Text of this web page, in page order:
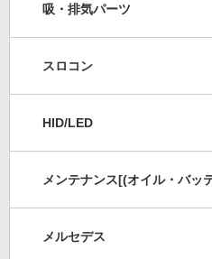
吸・排気パーツ
スロコン
HID/LED
メンテナンス[(オイル・バッ
メルセデス